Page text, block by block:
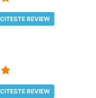
CITESTE REVIEW
CITESTE REVIEW